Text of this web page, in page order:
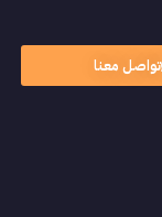
تواصل معنا